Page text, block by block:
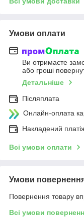
Умови оплати
Ви отримаєте
або гроші
Детальніше
Післяплата
Онлайн-оплата
Накладений
Всі умови оплати
Умови
Повернення товару
Всі умови